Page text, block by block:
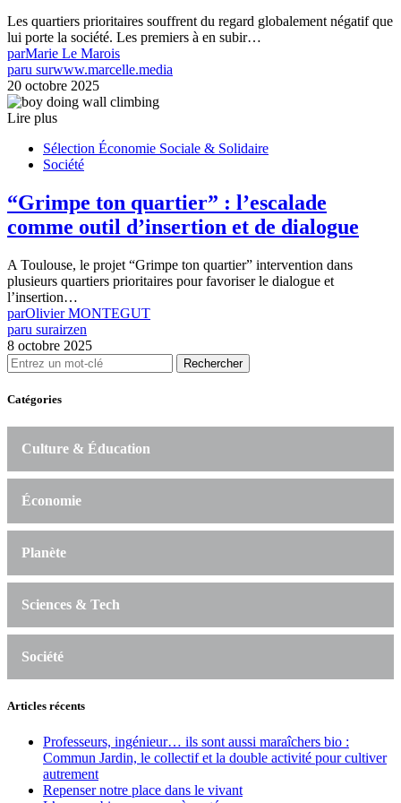
Les quartiers prioritaires souffrent du regard globalement négatif que
lui porte la société. Les premiers à en subir…
parMarie Le Marois
paru surwww.marcelle.media
20 octobre 2025
Lire plus
Sélection Économie Sociale & Solidaire
Société
“Grimpe ton quartier” : l’escalade
comme outil d’insertion et de dialogue
A Toulouse, le projet “Grimpe ton quartier” intervention dans
plusieurs quartiers prioritaires pour favoriser le dialogue et
l’insertion…
parOlivier MONTEGUT
paru surairzen
8 octobre 2025
Rechercher
Catégories
Culture & Éducation
Économie
Planète
Sciences & Tech
Société
Articles récents
Professeurs, ingénieur… ils sont aussi maraîchers bio :
Commun Jardin, le collectif et la double activité pour cultiver
autrement
Repenser notre place dans le vivant